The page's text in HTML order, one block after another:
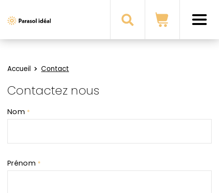
Parasol
Accueil Contact
Contactez nous
Nom *
Prénom *